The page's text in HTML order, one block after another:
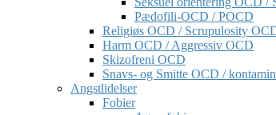
Pædofili-OCD / POCD
Religiøs OCD / Scrupulosity
Harm OCD / Aggressiv OCD
Skizofreni OCD
Snavs- og Smitte OCD /
Angstlidelser
Fobier